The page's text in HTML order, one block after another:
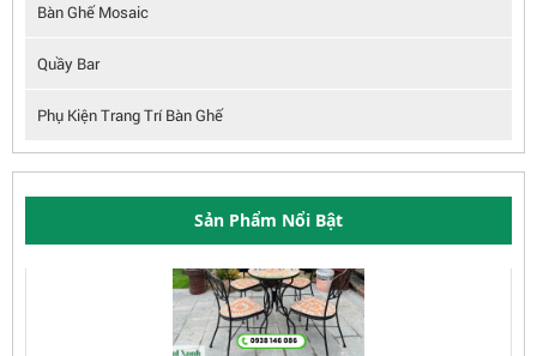
Bàn Ghế Mosaic
Quầy Bar
Phụ Kiện Trang Trí Bàn Ghế
Sản Phẩm Nổi Bật
Bàn Ghế 136